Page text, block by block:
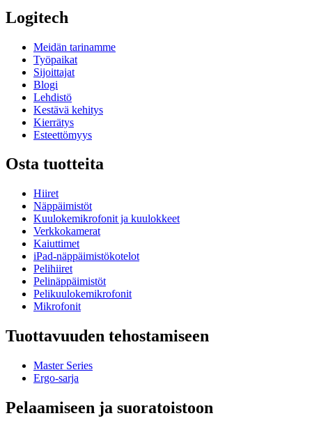
Logitech
Meidän tarinamme
Työpaikat
Sijoittajat
Blogi
Lehdistö
Kestävä kehitys
Kierrätys
Esteettömyys
Osta tuotteita
Hiiret
Näppäimistöt
Kuulokemikrofonit ja kuulokkeet
Verkkokamerat
Kaiuttimet
iPad-näppäimistökotelot
Pelihiiret
Pelinäppäimistöt
Pelikuulokemikrofonit
Mikrofonit
Tuottavuuden tehostamiseen
Master Series
Ergo-sarja
Pelaamiseen ja suoratoistoon